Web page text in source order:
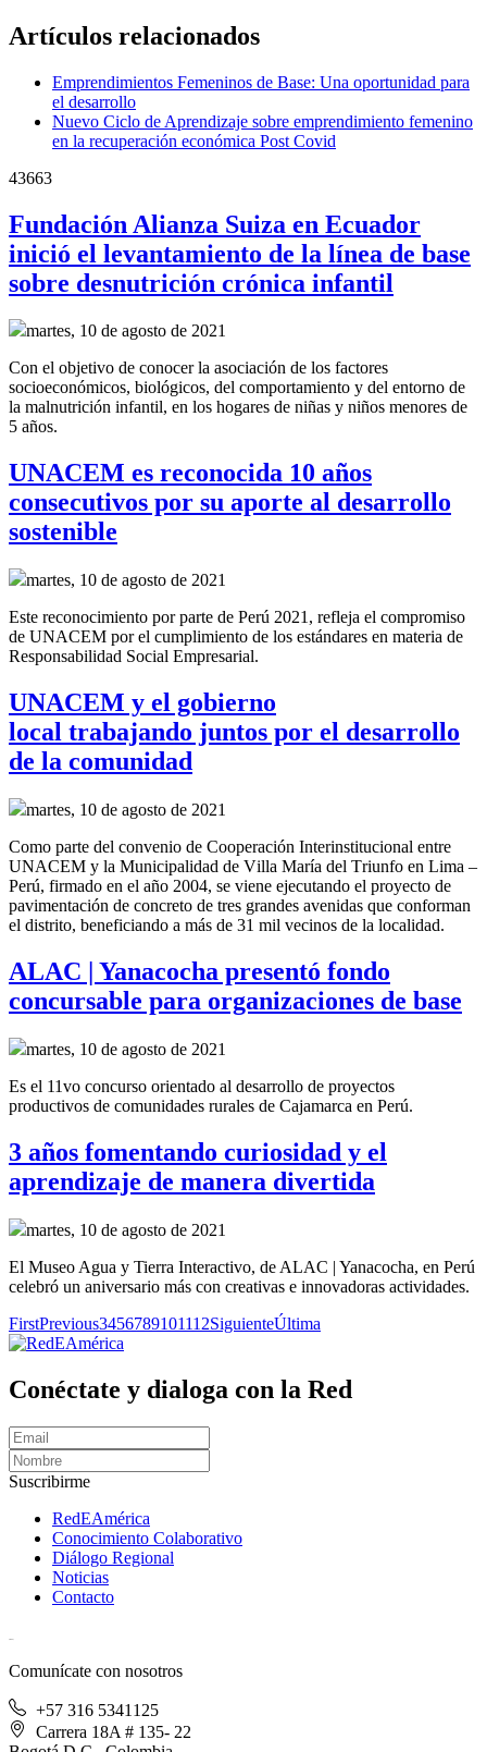
Artículos relacionados
Emprendimientos Femeninos de Base: Una oportunidad para
el desarrollo
Nuevo Ciclo de Aprendizaje sobre emprendimiento femenino
en la recuperación económica Post Covid
43663
Fundación Alianza Suiza en Ecuador
inició el levantamiento de la línea de base
sobre desnutrición crónica infantil
martes, 10 de agosto de 2021
Con el objetivo de conocer la asociación de los factores
socioeconómicos, biológicos, del comportamiento y del entorno de
la malnutrición infantil, en los hogares de niñas y niños menores de
5 años.
UNACEM es reconocida 10 años
consecutivos por su aporte al desarrollo
sostenible
martes, 10 de agosto de 2021
Este reconocimiento por parte de Perú 2021, refleja el compromiso
de UNACEM por el cumplimiento de los estándares en materia de
Responsabilidad Social Empresarial.
UNACEM y el gobierno
local trabajando juntos por el desarrollo
de la comunidad
martes, 10 de agosto de 2021
Como parte del convenio de Cooperación Interinstitucional entre
UNACEM y la Municipalidad de Villa María del Triunfo en Lima –
Perú, firmado en el año 2004, se viene ejecutando el proyecto de
pavimentación de concreto de tres grandes avenidas que conforman
el distrito, beneficiando a más de 31 mil vecinos de la localidad.
ALAC | Yanacocha presentó fondo
concursable para organizaciones de base
martes, 10 de agosto de 2021
Es el 11vo concurso orientado al desarrollo de proyectos
productivos de comunidades rurales de Cajamarca en Perú.
3 años fomentando curiosidad y el
aprendizaje de manera divertida
martes, 10 de agosto de 2021
El Museo Agua y Tierra Interactivo, de ALAC | Yanacocha, en Perú
celebró un aniversario más con creativas e innovadoras actividades.
FirstPrevious3456789101112SiguienteÚltima
Conéctate y dialoga con la Red
Suscribirme
RedEAmérica
Conocimiento Colaborativo
Diálogo Regional
Noticias
Contacto
Comunícate con nosotros
+57 316 5341125
Carrera 18A # 135- 22